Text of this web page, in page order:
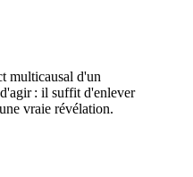
multicausal d'un
: il suffit d'enlever
vraie révélation.